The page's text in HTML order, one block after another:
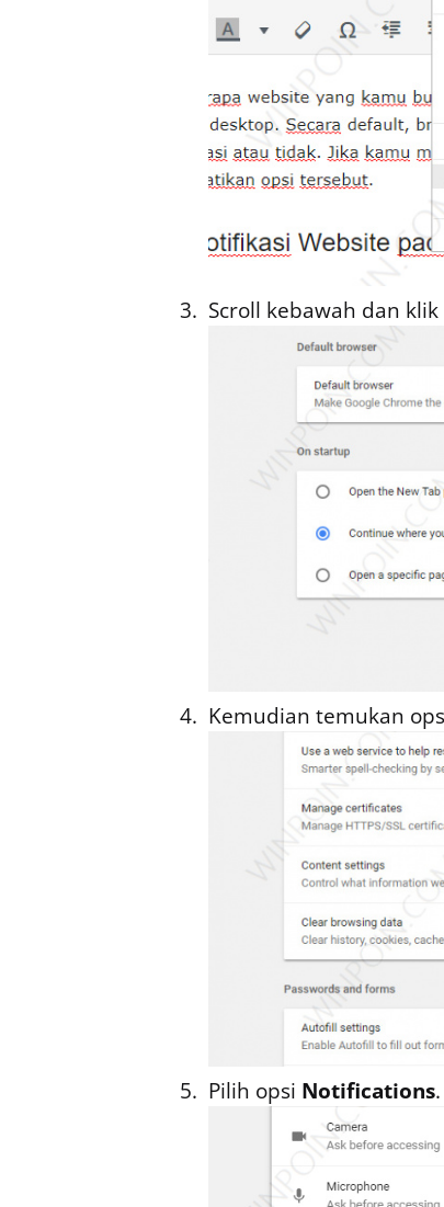
Scroll kebawah dan klik
Kemudian temukan
Pilih opsi Notifications.